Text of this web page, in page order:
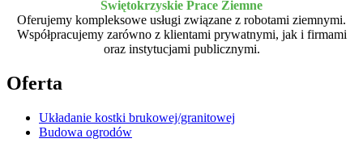
Świętokrzyskie Prace Ziemne
Oferujemy kompleksowe usługi związane z robotami ziemnymi.
Współpracujemy zarówno z klientami prywatnymi, jak i firmami
oraz instytucjami publicznymi.
Oferta
Układanie kostki brukowej/granitowej
Budowa ogrodów